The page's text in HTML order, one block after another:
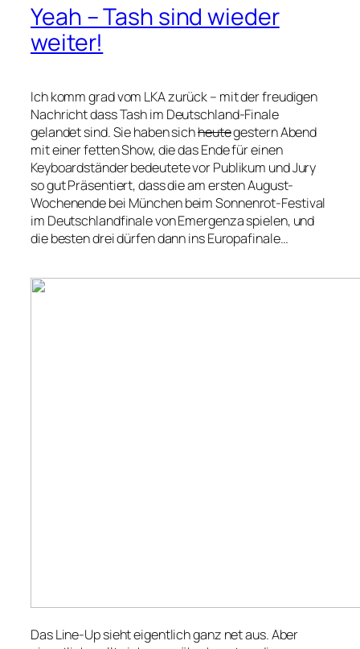
Yeah – Tash sind wieder
weiter!
Ich komm grad vom LKA zurück – mit der freudigen
Nachricht dass Tash im Deutschland-Finale
gelandet sind. Sie haben sichheutegestern Abend
mit einer fetten Show, die das Ende für einen
Keyboardständer bedeutete vor Publikum und Jury
so gut Präsentiert, dass die am ersten August-
Wochenende bei München beim Sonnenrot-Festival
im Deutschlandfinale von Emergenza spielen, und
die besten drei dürfen dann ins Europafinale…
Das Line-Up sieht eigentlich ganz net aus. Aber